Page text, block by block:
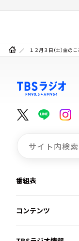
１２月３日（土）金の
番組表
コンテンツ